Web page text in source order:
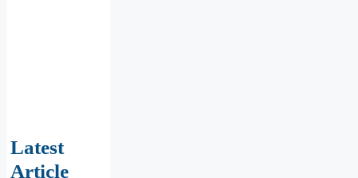
Latest
Article